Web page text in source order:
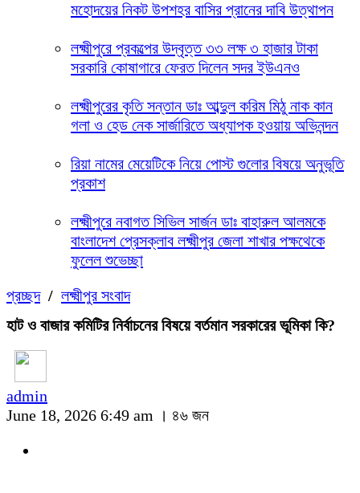
মহোদয়ের নিকট উপশহর বাসির প্রানের দাবি উত্থাপন
লক্ষ্মীপুরে প্রকল্পের উদ্বৃত্ত ৩৩ লক্ষ ৩ হাজার টাকা
সরকারি কোষাগারে ফেরত দিলেন সদর ইউএনও
লক্ষ্মীপুরের কৃতি সন্তান ডাঃ আব্দুল করিম মিঠু নাক কান
গলা ও হেড নেক সার্জারিতে অধ্যাপক হওয়ায় অভিনন্দন
রিয়া নামের মেয়েটিকে নিয়ে পোস্ট গুলোর বিষয়ে অনুভূতি
প্রকাশ
লক্ষ্মীপুরে নবাগত সিভিল সার্জন ডাঃ বাহারুল আলমকে
বাংলাদেশ প্রেসক্লাব লক্ষ্মীপুর জেলা শাখার পক্ষথেকে
ফুলেল শুভেচ্ছা
প্রচ্ছদ/ লক্ষ্মীপুর সংবাদ
হাট ও বাজার কমিটির নির্বাচনের বিষয়ে বর্তমান সরকারের ভূমিকা কি?
admin
June 18, 2026 6:49 am । ৪৬ জন